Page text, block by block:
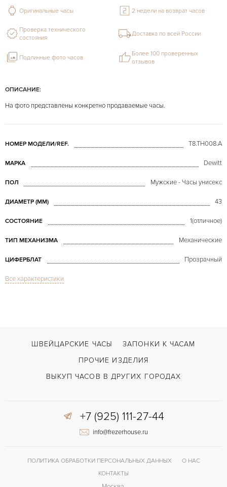
ОПИСАНИЕ:
На фото представлены конкретно продаваемые часы.
НОМЕР МОДЕЛИ/REF. T8.TH008.A
МАРКА Dewitt
ПОЛ Мужские - Часы унисекс
ДИАМЕТР (MM) 43
СОСТОЯНИЕ 1(отличное)
ТИП МЕХАНИЗМА Механические
ЦИФЕРБЛАТ Прозрачный
СТЕКЛО
ВОЗМОЖНОСТИ ДОСТАВКИ
ЦВЕТ БРАСЛЕТА
Все характеристики
Оригинальные часы 2 недели на возврат часов
Проверка технического
состояния
Доставка по всей России
Подлинные фото часов
Более 100 проверенных
отзывов
ШВЕЙЦАРСКИЕ ЧАСЫ
ЗАПОНКИ К ЧАСАМ
ПРОЧИЕ ИЗДЕЛИЯ
ВЫКУП ЧАСОВ В ДРУГИХ ГОРОДАХ
+7 (925) 111-27-44
info@frezerhouse.ru
ПОЛИТИКА ОБРАБОТКИ ПЕРСОНАЛЬНЫХ ДАННЫХ
О НАС
КОНТАКТЫ